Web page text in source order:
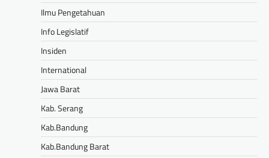
Ilmu Pengetahuan
Info Legislatif
Insiden
International
Jawa Barat
Kab. Serang
Kab.Bandung
Kab.Bandung Barat